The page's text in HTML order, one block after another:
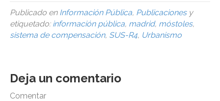
Publicado en Información Pública, Publicacionesy
etiquetado: información pública, madrid, móstoles,
sistema de compensación, SUS-R4, Urbanismo
Deja un comentario
Comentar